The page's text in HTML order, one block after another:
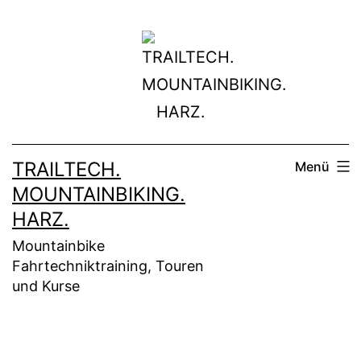
TRAILTECH.
MOUNTAINBIKING.
HARZ.
Mountainbike
Fahrtechniktraining, Touren
und Kurse
Menü